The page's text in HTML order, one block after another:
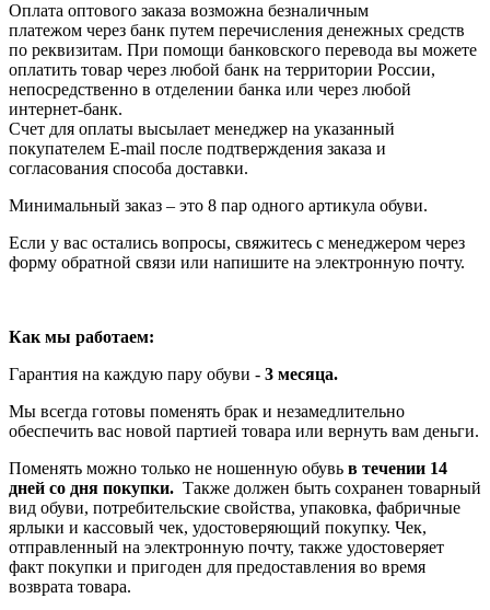
Оплата оптового заказа возможна безналичным
платежом через банк путем перечисления денежных средств
по реквизитам. При помощи банковского перевода вы можете
оплатить товар через любой банк на территории России,
непосредственно в отделении банка или через любой
интернет-банк.
Счет для оплаты высылает менеджер на указанный
покупателем E-mail после подтверждения заказа и
согласования способа доставки.
Минимальный заказ – это 8 пар одного артикула обуви.
Если у вас остались вопросы, свяжитесь с менеджером через
форму обратной связи или напишите на электронную почту.
Как мы работаем:
Гарантия на каждую пару обуви - 3 месяца.
Мы всегда готовы поменять брак и незамедлительно
обеспечить вас новой партией товара или вернуть вам деньги.
Поменять можно только не ношенную обувь в течении 14
дней со дня покупки. Также должен быть сохранен товарный
вид обуви, потребительские свойства, упаковка, фабричные
ярлыки и кассовый чек, удостоверяющий покупку. Чек,
отправленный на электронную почту, также удостоверяет
факт покупки и пригоден для предоставления во время
возврата товара.